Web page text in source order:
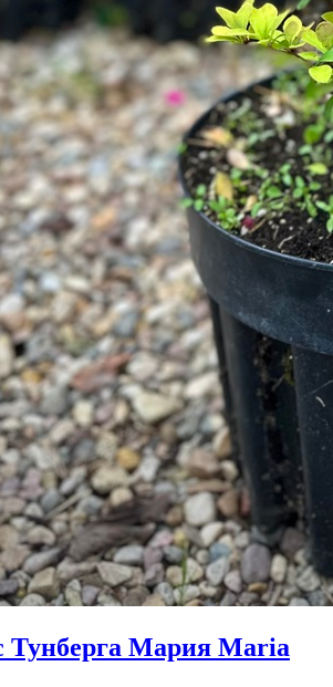
Тунберга Мария Maria